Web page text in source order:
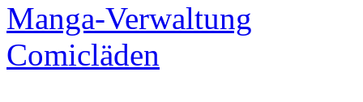
Manga-Verwaltung
Comicläden